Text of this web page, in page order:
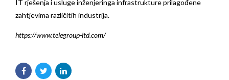
IT rješenja i usluge inženjeringa infrastrukture prilagođene
zahtjevima različitih industrija.
https://www.telegroup-ltd.com/